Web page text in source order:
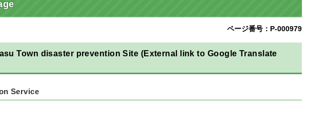
ページ番号：P-000979
Town disaster prevention Site (External link to Google Translate
Service